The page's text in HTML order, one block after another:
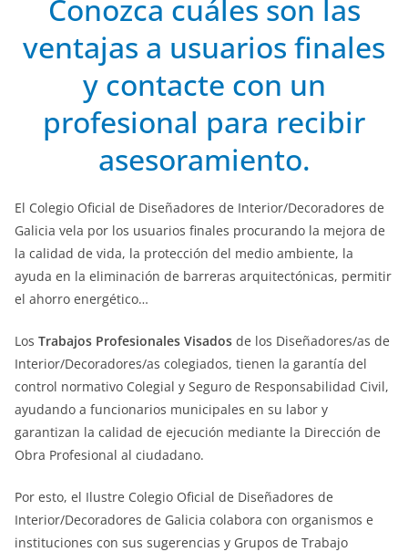
Conozca cuáles son las
ventajas a usuarios finales
y contacte con un
profesional para recibir
asesoramiento.
El Colegio Oficial de Diseñadores de Interior/Decoradores de
Galicia vela por los usuarios finales procurando la mejora de
la calidad de vida, la protección del medio ambiente, la
ayuda en la eliminación de barreras arquitectónicas, permitir
el ahorro energético…
Los Trabajos Profesionales Visados de los Diseñadores/as de
Interior/Decoradores/as colegiados, tienen la garantía del
control normativo Colegial y Seguro de Responsabilidad Civil,
ayudando a funcionarios municipales en su labor y
garantizan la calidad de ejecución mediante la Dirección de
Obra Profesional al ciudadano.
Por esto, el Ilustre Colegio Oficial de Diseñadores de
Interior/Decoradores de Galicia colabora con organismos e
instituciones con sus sugerencias y Grupos de Trabajo